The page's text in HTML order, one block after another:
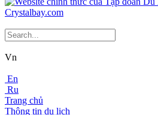
Vn
En
Ru
Trang chủ
Thông tin du lịch